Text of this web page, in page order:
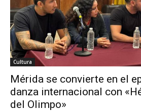
Cultura
Mérida se convierte en el
danza internacional con
del Olimpo»